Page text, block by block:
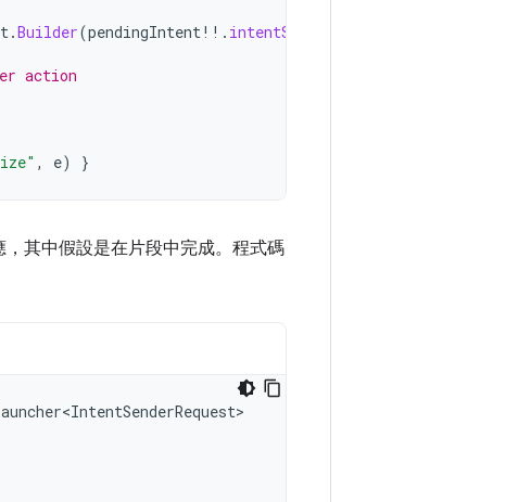
.Builder(pendingIntent!! . intentSender
action
, e) }
其中假設是在片段中完成。程式碼